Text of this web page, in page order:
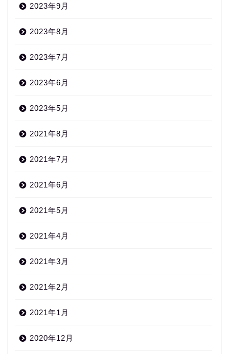
2023年9月
2023年8月
2023年7月
2023年6月
2023年5月
2021年8月
2021年7月
2021年6月
2021年5月
2021年4月
2021年3月
2021年2月
2021年1月
2020年12月